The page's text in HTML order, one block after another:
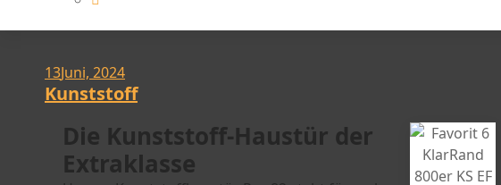
13Juni, 2024
Kunststoff
Die Kunststoff-Haustür der
Extraklasse